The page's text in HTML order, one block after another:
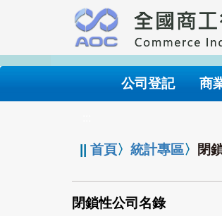
要
內
公司登記 商
||首頁〉統計專區〉 閉
閉鎖性公司名錄